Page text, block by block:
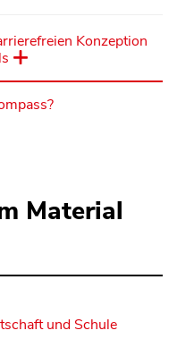
Konzeption
Material
und Schule